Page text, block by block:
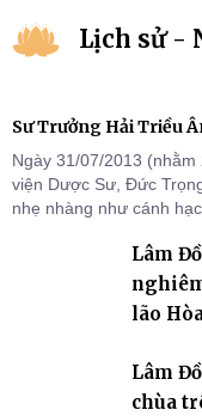
Lịch sử -
Sư Trưởng Hải Triều
Ngày 31/07/2013
viện Dược Sư, Đức
nhẹ nhàng như cánh
Lâm
lão
Lâm
chùa